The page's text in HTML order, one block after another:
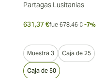
Partagas Lusitanias
631,37 €fue 678,46 € -7%
Muestra 3 Caja de 25
Caja de 50